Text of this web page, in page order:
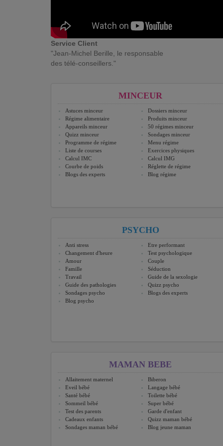
Service Client
"Jean-Michel Berille, le responsable
des télé-conseillers."
MINCEUR
Astuces minceur
Dossiers minceur
Régime alimentaire
Produits minceur
Appareils minceur
50 régimes minceur
Quizz minceur
Sondages minceur
Programme de régime
Menu régime
Liste de courses
Exercices physiques
Calcul IMC
Calcul IMG
Courbe de poids
Réglette de régime
Blogs des experts
Blog régime
PSYCHO
Anti stress
Etre performant
Changement d'heure
Test psychologique
Amour
Couple
Famille
Séduction
Travail
Guide de la sexologie
Guide des pathologies
Quizz psycho
Sondages psycho
Blogs des experts
Blog psycho
MAMAN BEBE
Allaitement maternel
Biberon
Eveil bébé
Langage bébé
Santé bébé
Toilette bébé
Sommeil bébé
Super bébé
Test des parents
Garde d'enfant
Cadeaux enfants
Quizz maman bébé
Sondages maman bébé
Blog jeune maman